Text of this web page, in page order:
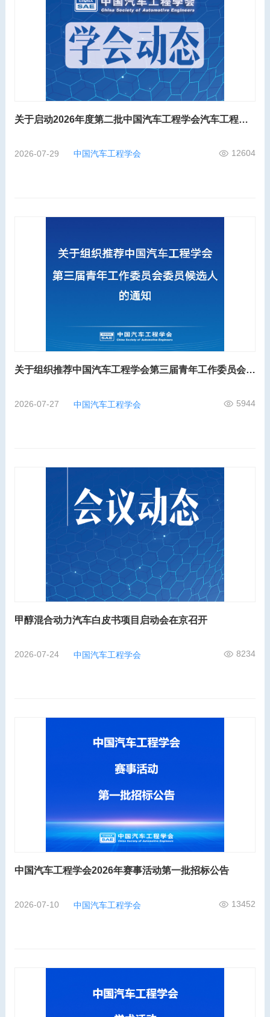
关于启动2026年度第二批中国汽车工程学会汽车工程师工程能力评价的通知
2026-07-29 中国汽车工程学会 12604
关于组织推荐中国汽车工程学会第三届青年工作委员会委员候选人的通知
2026-07-27 中国汽车工程学会 5944
甲醇混合动力汽车白皮书项目启动会在京召开
2026-07-24 中国汽车工程学会 8234
中国汽车工程学会2026年赛事活动第一批招标公告
2026-07-10 中国汽车工程学会 13452